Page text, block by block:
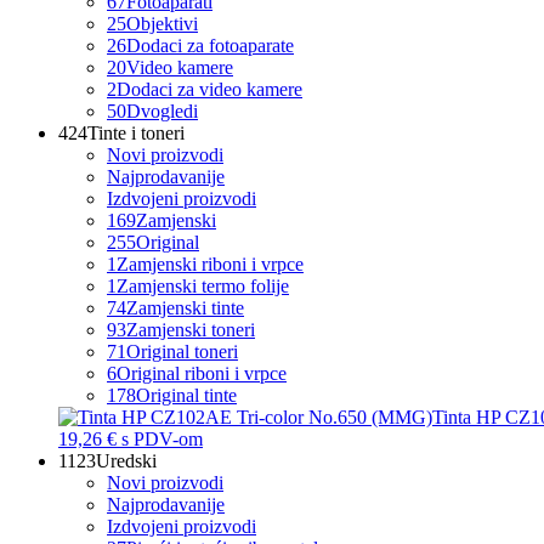
25Objektivi
26Dodaci za fotoaparate
20Video kamere
2Dodaci za video kamere
50Dvogledi
424Tinte i toneri
Novi proizvodi
Najprodavanije
Izdvojeni proizvodi
169Zamjenski
255Original
1 Zamjenski riboni i vrpce
1 Zamjenski termo folije
74Zamjenski tinte
93Zamjenski toneri
71Original toneri
6Original riboni i vrpce
178Original tinte
Tinta HP
19,26 € s PDV-om
1123Uredski
Novi proizvodi
Najprodavanije
Izdvojeni proizvodi